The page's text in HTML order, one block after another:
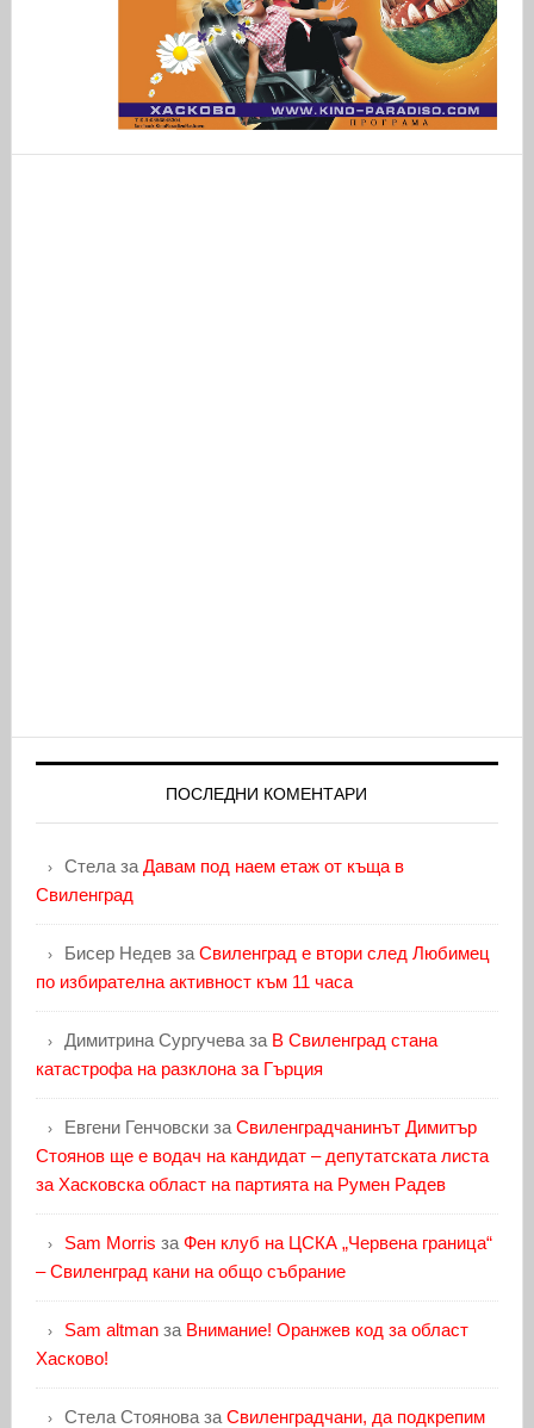
ПОСЛЕДНИ КОМЕНТАРИ
Стелаза Давам под наем етаж от къща в
Свиленград
Бисер Недевза Свиленград е втори след Любимец
по избирателна активност към 11 часа
Димитрина Сургучеваза В Свиленград стана
катастрофа на разклона за Гърция
Евгени Генчовскиза Свиленградчанинът Димитър
Стоянов ще е водач на кандидат – депутатската листа
за Хасковска област на партията на Румен Радев
Sam Morris за Фен клуб на ЦСКА „Червена граница“
– Свиленград кани на общо събрание
Sam altmanза Внимание! Оранжев код за област
Хасково!
Стела Стояноваза Свиленградчани, да подкрепим